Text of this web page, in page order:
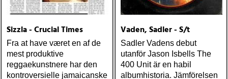
Sizzla - Crucial Times
Fra at have været en af de
mest produktive
reggaekunstnere har den
kontroversielle jamaicanske
Vaden, Sadler - S/t
Sadler Vadens debut
utanför Jason Isbells The
400 Unit är en habil
albumhistoria. Jämförelsen